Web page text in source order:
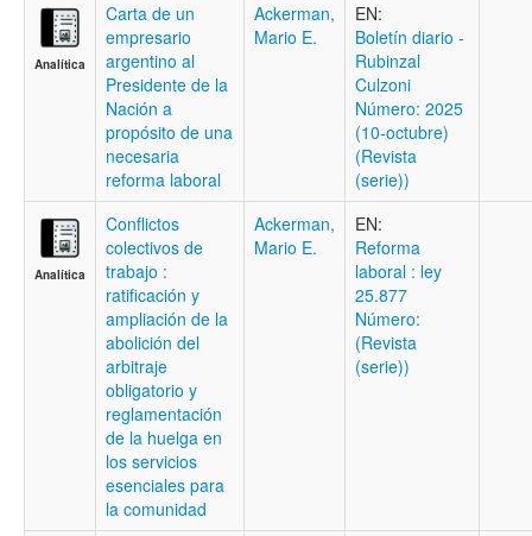
Analítica
Carta de un
empresario
argentino al
Presidente de la
Nación a
propósito de una
necesaria
reforma laboral
Ackerman,
Mario E.
EN:
Boletí­n diario -
Rubinzal
Culzoni
Número: 2025
(10-octubre)
(Revista
(serie))
Analítica
Conflictos
colectivos de
trabajo :
ratificación y
ampliación de la
abolición del
arbitraje
obligatorio y
reglamentación
de la huelga en
los servicios
esenciales para
la comunidad
Ackerman,
Mario E.
EN:
Reforma
laboral : ley
25.877
Número:
(Revista
(serie))